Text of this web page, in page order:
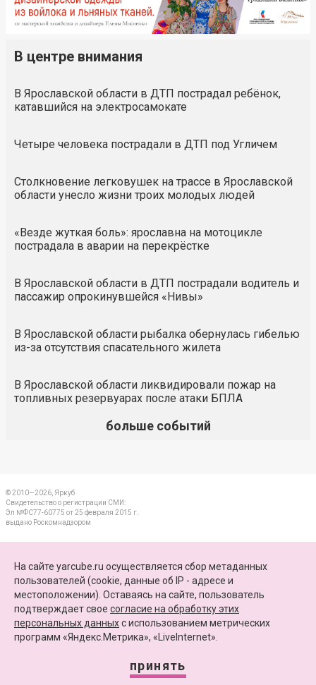
В центре внимания
В Ярославской области в ДТП пострадал ребёнок,
катавшийся на электросамокате
Четыре человека пострадали в ДТП под Угличем
Столкновение легковушек на трассе в Ярославской
области унесло жизни троих молодых людей
«Везде жуткая боль»: ярославна на мотоцикле
пострадала в аварии на перекрёстке
В Ярославской области в ДТП пострадали водитель и
пассажир опрокинувшейся «Нивы»
В Ярославской области рыбалка обернулась гибелью
из-за отсутствия спасательного жилета
В Ярославской области ликвидировали пожар на
топливных резервуарах после атаки БПЛА
больше событий
© 2010—2026, Яркуб
Свидетельство о регистрации СМИ:
Эл №ФС77-60775 от 25 февраля 2015 г.
выдано Роскомнадзором
ПАРТНЕРЫ
КАРТА САЙТА
+7 (4852) 64-15-52
Сайт функционирует при финансовой поддержке Министерства цифрового развития,
связи и массовых коммуникаций Российской Федерации
На сайте yarcube.ru осуществляется сбор метаданных
пользователей (cookie, данные об IP - адресе и
местоположении). Оставаясь на сайте, пользователь
подтверждает свое согласие на обработку этих
персональных данныхc использованием метрических
программ «Яндекс.Метрика», «LiveInternet».
принять